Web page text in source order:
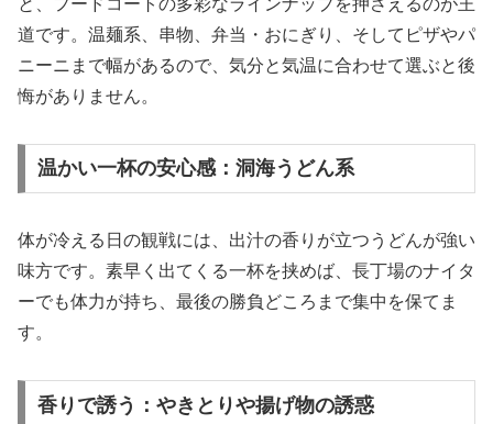
道です。温麺系、串物、弁当・おにぎり、そしてピザやパ
ニーニまで幅があるので、気分と気温に合わせて選ぶと後
悔がありません。
温かい一杯の安心感：洞海うどん系
体が冷える日の観戦には、出汁の香りが立つうどんが強い
味方です。素早く出てくる一杯を挟めば、長丁場のナイタ
ーでも体力が持ち、最後の勝負どころまで集中を保てま
す。
香りで誘う：やきとりや揚げ物の誘惑